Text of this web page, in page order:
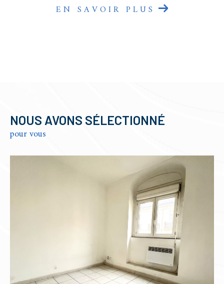
EN SAVOIR PLUS
NOUS AVONS SÉLECTIONNÉ
pour vous